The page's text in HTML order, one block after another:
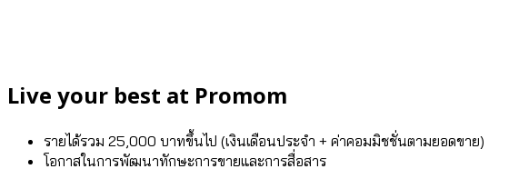
Live your best at Promom
รายได้รวม 25,000 บาทขึ้นไป (เงินเดือนประจำ + ค่าคอมมิชชั่นตามยอดขาย)
โอกาสในการพัฒนาทักษะการขายและการสื่อสาร